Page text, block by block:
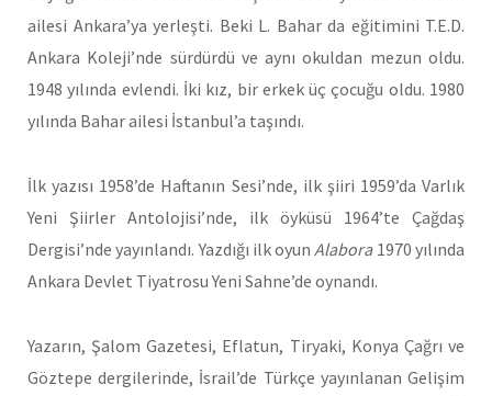
ailesi Ankara’ya yerleşti. Beki L. Bahar da eğitimini T.E.D.
Ankara Koleji’nde sürdürdü ve aynı okuldan mezun oldu.
1948 yılında evlendi. İki kız, bir erkek üç çocuğu oldu. 1980
yılında Bahar ailesi İstanbul’a taşındı.
İlk yazısı 1958’de Haftanın Sesi’nde, ilk şiiri 1959’da Varlık
Yeni Şiirler Antolojisi’nde, ilk öyküsü 1964’te Çağdaş
Dergisi’nde yayınlandı. Yazdığı ilk oyun Alabora1970 yılında
Ankara Devlet Tiyatrosu Yeni Sahne’de oynandı.
Yazarın, Şalom Gazetesi, Eflatun, Tiryaki, Konya Çağrı ve
Göztepe dergilerinde, İsrail’de Türkçe yayınlanan Gelişim